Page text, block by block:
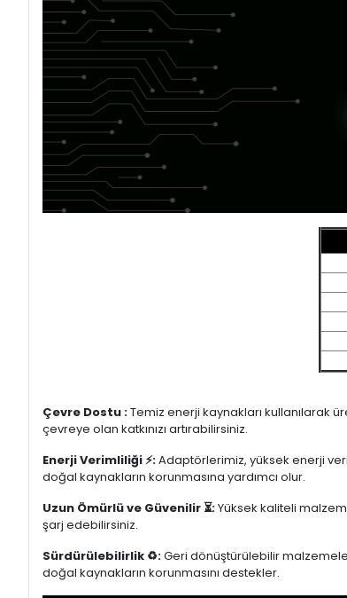
Çevre Dostu :Temiz enerji kaynakları kullanılarak
çevreye olan katkınızı artırabilirsiniz.
Enerji Verimliliği ⚡:Adaptörlerimiz, yüksek enerji
doğal kaynakların korunmasına yardımcı olur.
Uzun Ömürlü ve Güvenilir ⏳:Yüksek kaliteli
şarj edebilirsiniz.
Sürdürülebilirlik ♻️:Geri dönüştürülebilir
doğal kaynakların korunmasını destekler.